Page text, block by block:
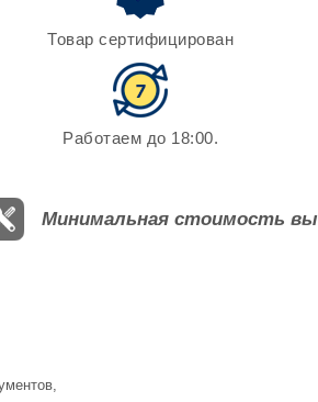
Товар сертифицирован
Работаем до 18:00.
Минимальная стоимость